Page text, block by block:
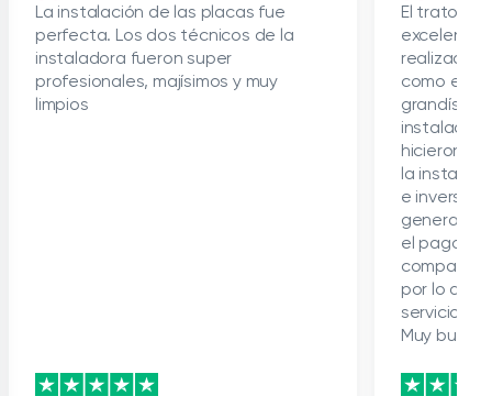
La instalación de las placas fue
perfecta. Los dos técnicos de la
instaladora fueron super
profesionales, majísimos y muy
limpios
El trato
excelente,
realizado
como el
hicieron
la
e
general,
el pago
compañía
por lo
servicio
Muy